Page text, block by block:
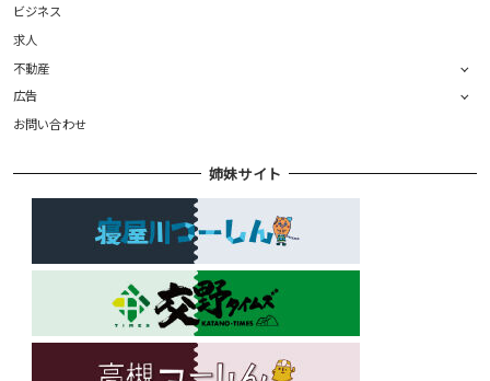
ビジネス
求人
不動産
広告
お問い合わせ
姉妹サイト